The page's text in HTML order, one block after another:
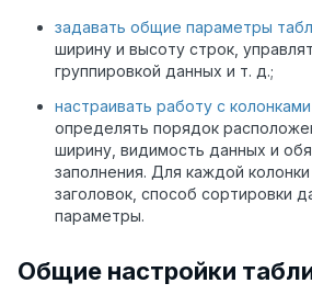
задавать общие параметры
ширину и высоту строк,
группировкой данных и т. д.;
настраивать работу с
определять порядок
ширину, видимость данных и
заполнения. Для каждой
заголовок, способ сортировки
параметры.
Общие настройки